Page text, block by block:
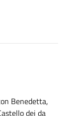
Benedetta,
dei da